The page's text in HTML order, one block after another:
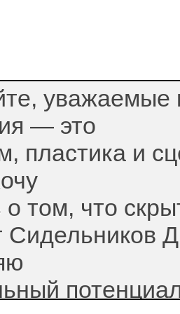
уважаемые
— это
пластика и
о том, что
Сидельников